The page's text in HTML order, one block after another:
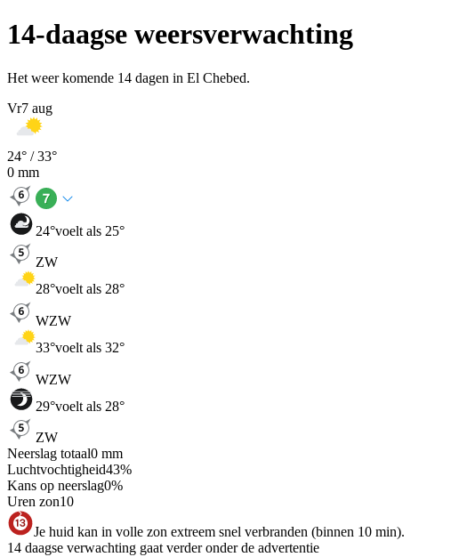
14-daagse weersverwachting
Het weer komende 14 dagen in El Chebed.
Vr7 aug
24° /33°
0 mm
24°voelt als 25°
ZW
28°voelt als 28°
WZW
33°voelt als 32°
WZW
29°voelt als 28°
ZW
Neerslag totaal0 mm
Luchtvochtigheid43%
Kans op neerslag0%
Uren zon10
Je huid kan in volle zon extreem snel verbranden (binnen 10 min).
14 daagse verwachting gaat verder onder de advertentie